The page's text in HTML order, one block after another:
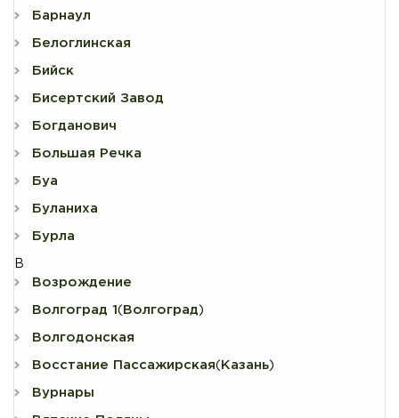
Барнаул
Белоглинская
Бийск
Бисертский Завод
Богданович
Большая Речка
Буа
Буланиха
Бурла
В
Возрождение
Волгоград 1 ( Волгоград )
Волгодонская
Восстание Пассажирская( Казань)
Вурнары